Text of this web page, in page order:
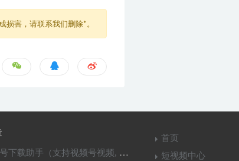
损害，请联系我们删除*。
助手（支持视频号视频, 直播,回放下载）
首页
短视频中心